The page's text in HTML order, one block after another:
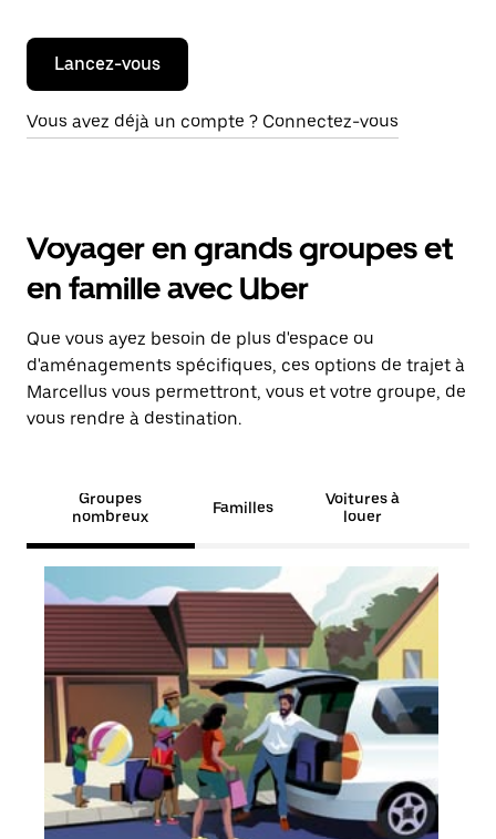
Lancez-vous
Vous avez déjà un compte ? Connectez-vous
Voyager en grands groupes et
en famille avec Uber
Que vous ayez besoin de plus d'espace ou
d'aménagements spécifiques, ces options de trajet à
Marcellus vous permettront, vous et votre groupe, de
vous rendre à destination.
Groupes
nombreux
Familles
Voitures à
louer